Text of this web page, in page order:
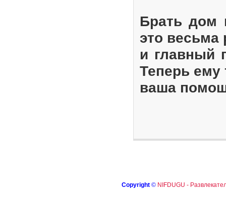
Брать дом
это весьма
и главный
Теперь ему
ваша
Copyright © NIFDUGU -